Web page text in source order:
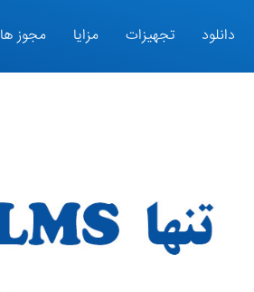
دانلود تجهیزات مزایا مجوز ها